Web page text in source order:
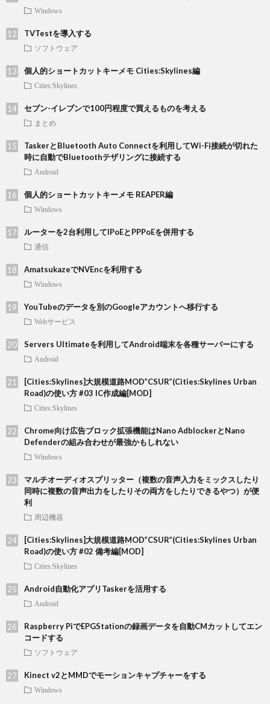
Windows
TVTestを導入する
ソフトウェア
個人的ショートカットキーメモ Cities:Skylines編
Cities:Skylines
セブン-イレブンで100円程度で買えるものを考える
まとめ
TaskerとBluetooth Auto Connectを利用してWi-Fi接続が切れた
時に自動でBluetoothテザリングに接続する
Android
個人的ショートカットキーメモ REAPER編
Windows
ルーターを2台利用してIPoEとPPPoEを併用する
通信
AmatsukazeでNVEncを利用する
Windows
YouTubeのデータを別のGoogleアカウントへ移行する
Webサービス
Servers Ultimateを利用してAndroid端末を各種サーバーにする
Android
[Cities:Skylines]大規模道路MOD”CSUR”(Cities:Skylines Urban
Road)の使い方 #03 IC作成編[MOD]
Cities:Skylines
Chrome向け広告ブロック拡張機能はNano AdblockerとNano
Defenderの組み合わせが最強かもしれない
Windows
マルチオーディオスプリッター（複数の音声入力をミックスしたり
同時に複数の音声出力をしたりその両方をしたりできるやつ）が便
利
周辺機器
[Cities:Skylines]大規模道路MOD”CSUR”(Cities:Skylines Urban
Road)の使い方 #02 備考編[MOD]
Cities:Skylines
Android自動化アプリTaskerを活用する
Android
Raspberry PiでEPGStationの録画データを自動CMカットしてエン
コードする
ソフトウェア
Kinect v2とMMDでモーションキャプチャーをする
Windows